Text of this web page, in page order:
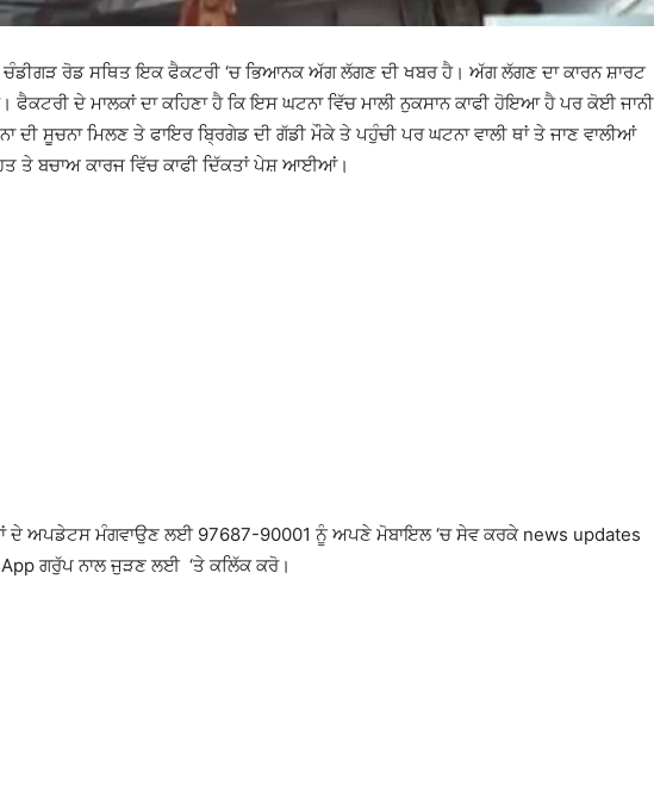
ਚੰਡੀਗੜ ਰੋਡ ਸਥਿਤ ਇਕ ਫੈਕਟਰੀ ‘ਚ ਭਿਆਨਕ ਅੱਗ ਲੱਗਣ ਦੀ ਖਬਰ ਹੈ। ਅੱਗ ਲੱਗਣ ਦਾ ਕਾਰਨ ਸ਼ਾਰਟ
ਫੈਕਟਰੀ ਦੇ ਮਾਲਕਾਂ ਦਾ ਕਹਿਣਾ ਹੈ ਕਿ ਇਸ ਘਟਨਾ ਵਿੱਚ ਮਾਲੀ ਨੁਕਸਾਨ ਕਾਫੀ ਹੋਇਆ ਹੈ ਪਰ ਕੋਈ ਜਾਨੀ
ਦੀ ਸੂਚਨਾ ਮਿਲਣ ਤੇ ਫਾਇਰ ਬ੍ਰਿਗੇਡ ਦੀ ਗੱਡੀ ਮੌਕੇ ਤੇ ਪਹੁੰਚੀ ਪਰ ਘਟਨਾ ਵਾਲੀ ਥਾਂ ਤੇ ਜਾਣ ਵਾਲੀਆਂ
ਤੇ ਬਚਾਅ ਕਾਰਜ ਵਿੱਚ ਕਾਫੀ ਦਿੱਕਤਾਂ ਪੇਸ਼ ਆਈਆਂ।
ਦੇ ਅਪਡੇਟਸ ਮੰਗਵਾਉਣ ਲਈ 97687-90001 ਨੂੰ ਅਪਣੇ ਮੋਬਾਇਲ ‘ਚ ਸੇਵ ਕਰਕੇ news updates
ਗਰੁੱਪ ਨਾਲ ਜੁੜਣ ਲਈ ‘ਤੇ ਕਲਿੱਕ ਕਰੋ।